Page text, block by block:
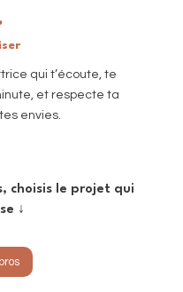
qui t’écoute, te
et respecte ta
envies.
choisis le projet qui
↓